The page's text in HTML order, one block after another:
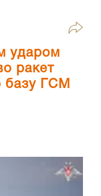
ударом
ракет
базу ГСМ